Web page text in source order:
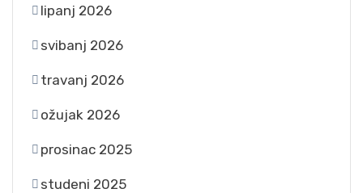
lipanj 2026
svibanj 2026
travanj 2026
ožujak 2026
prosinac 2025
studeni 2025